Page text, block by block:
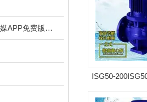
潜水花季传媒APP免费版网站下载安装
ISG50-
道